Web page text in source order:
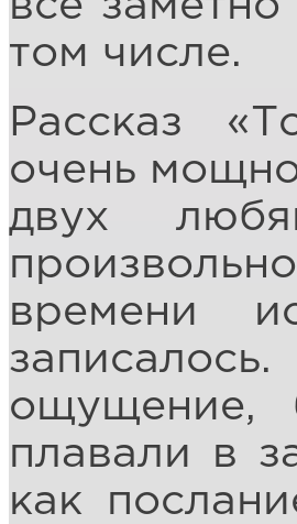
том числе.
Рассказ
очень
двух
времени
ощущение,
плавали в
как